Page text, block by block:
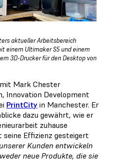
aktueller Arbeitsbereich
einem Ultimaker S5 und einem
3D-Drucker für den Desktop von
Mark Chester
Innovation Development
PrintCity in Manchester. Er
dazu gewährt, wie er
zuhause
Effizienz gesteigert
unserer Kunden entwickeln
neue Produkte, die sie